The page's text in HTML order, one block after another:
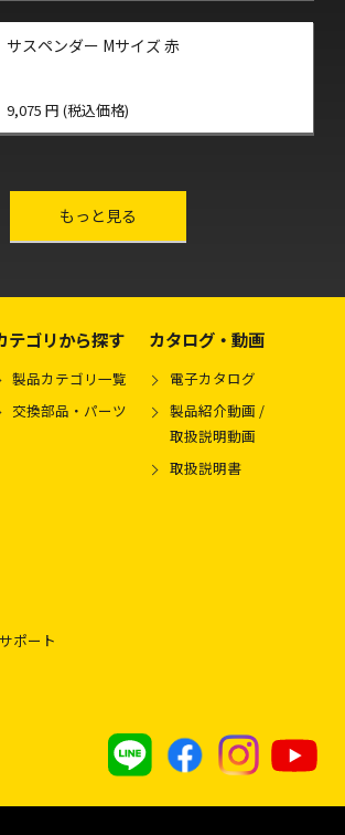
サスペンダー Mサイズ 赤
9,075 円 (税込価格)
もっと見る
テゴリから探す
製品カテゴリ一覧
交換部品・パーツ
カタログ・動画
電子カタログ
製品紹介動画 /
取扱説明動画
取扱説明書
ポート